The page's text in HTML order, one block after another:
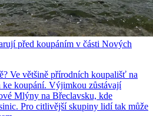
před koupáním v části Nových
Ve většině přírodních koupališť na
koupání. Výjimkou zůstávají
Mlýny na Břeclavsku, kde
Pro citlivější skupiny lidí tak může